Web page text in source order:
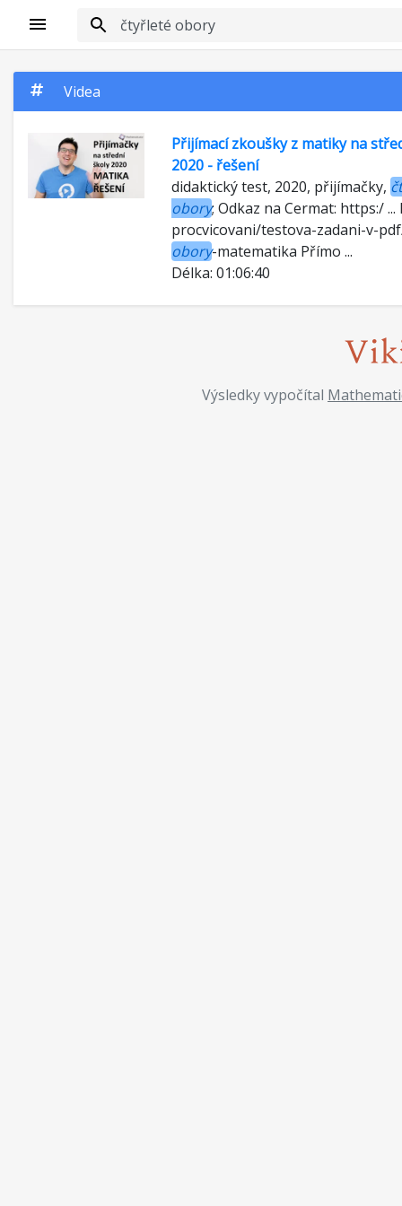
Videa
Přijímací zkoušky z matiky na
2020 - řešení
didaktický test, 2020, přijímačky,
obory; Odkaz na Cermat: https:/ ...
procvicovani/testova-zadani-v-
obory-matematika Přímo ...
Délka: 01:06:40
Výsledky vypočítal